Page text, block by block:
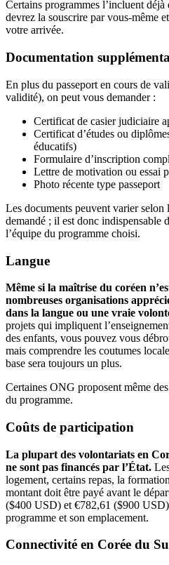
Certains programmes l’incluent
devrez la souscrire par vous-même
votre arrivée.
Documentation
En plus du passeport en cours de
validité), on peut vous demander :
Certificat de casier judiciaire
Certificat d’études ou
éducatifs)
Formulaire d’inscription
Lettre de motivation ou essai
Photo récente type passeport
Les documents peuvent varier selon
demandé ; il est donc indispensable
l’équipe du programme choisi.
Langue
Même si la maîtrise du coréen
nombreuses organisations
dans la langue ou une vraie
projets qui impliquent
des enfants, vous pouvez vous
mais comprendre les coutumes
base sera toujours un plus.
Certaines ONG proposent même
du programme.
Coûts de participation
La plupart des volontariats en
ne sont pas financés par l’État.
logement, certains repas, la
montant doit être payé avant le
($400 USD) et €782,61 ($900
programme et son emplacement.
Connectivité en Corée du